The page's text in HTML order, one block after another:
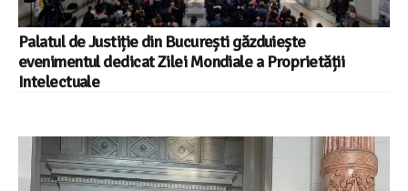
Palatul de Justiție din București găzduiește
evenimentul dedicat Zilei Mondiale a Proprietății
Intelectuale